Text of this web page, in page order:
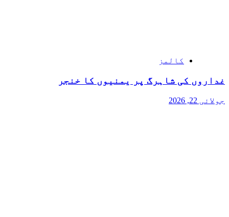
کالمز
غداروں کی شاہرگ پر یمنیوں کا خنجر
جولائی 22, 2026